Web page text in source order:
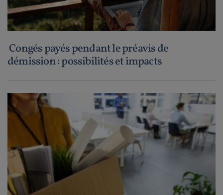
Congés payés pendant le préavis de
démission : possibilités et impacts